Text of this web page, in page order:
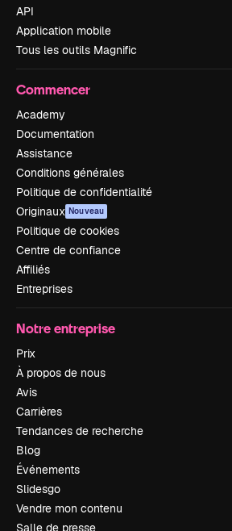
API
Application mobile
Tous les outils Magnific
Commencer
Academy
Documentation
Assistance
Conditions générales
Politique de confidentialité
Originaux Nouveau
Politique de cookies
Centre de confiance
Affiliés
Entreprises
Notre entreprise
Prix
À propos de nous
Avis
Carrières
Tendances de recherche
Blog
Événements
Slidesgo
Vendre mon contenu
Salle de presse